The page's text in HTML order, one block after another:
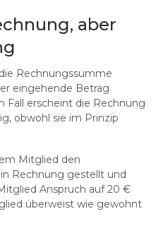
aber
Rechnungssumme
eingehende Betrag
erscheint die Rechnung
obwohl sie im Prinzip
Mitglied den
Rechnung gestellt und
Anspruch auf 20 €
überweist wie gewohnt